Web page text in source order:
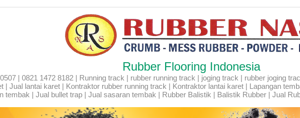
Rubber Flooring Indonesia
| 0821 1472 8182 | Running track | rubber running track | joging track | rubber joging
| Jual lantai karet | Kontraktor rubber running track | Kontraktor lantai karet | Lapangan
tembak | Jual bullet trap | Jual sasaran tembak | Rubber Balistik | Balistik Rubber | Jual